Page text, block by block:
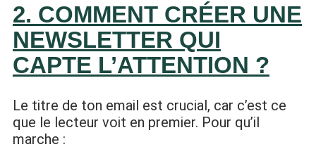
2. COMMENT CRÉER UNE
NEWSLETTER QUI
CAPTE L’ATTENTION ?
Le titre de ton email est crucial, car c’est ce
que le lecteur voit en premier. Pour qu’il
marche :